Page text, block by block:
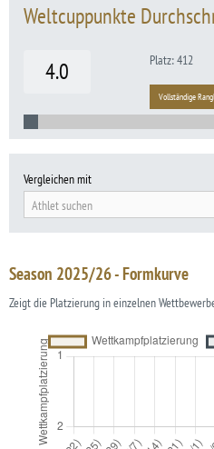
Weltcuppunkte
4.0
Platz: 412
Vollständige
Vergleichen mit
Athlet suchen
Season 2025/26 - Formkurve
Zeigt die Platzierung in einzelnen